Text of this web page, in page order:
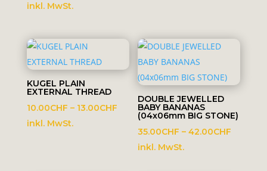
50.00CHF
inkl. MwSt.
KUGEL PLAIN
EXTERNAL THREAD
10.00CHF – 13.00CHFPreisspanne:
10.00CHF
13.00CHF
inkl. MwSt.
DOUBLE JEWELLED
BABY BANANAS
(04x06mm BIG STONE)
35.00CHF –42.00CHF
inkl. MwSt.